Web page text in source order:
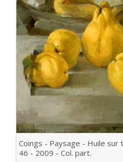
Coings - Paysage - Huile sur
46 - 2009 - Col. part.